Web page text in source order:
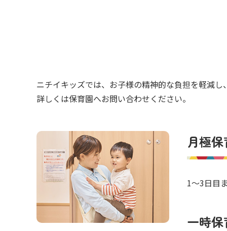
ニチイキッズでは、お子様の精神的な負担を軽減
詳しくは保育園へお問い合わせください。
月極
1～3日目
一時保